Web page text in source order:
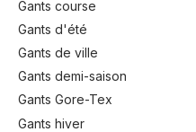
Gants course
Gants d'été
Gants de ville
Gants demi-saison
Gants Gore-Tex
Gants hiver